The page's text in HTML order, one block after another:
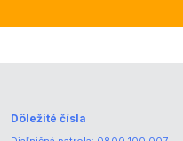
Dôležité čísla